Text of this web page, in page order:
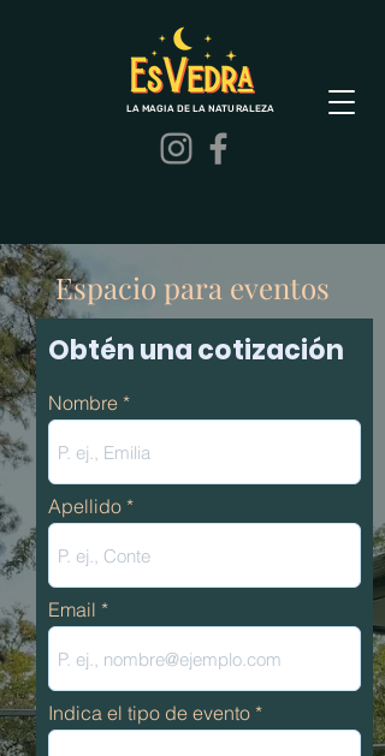
LA MAGIA DE LA NATURALEZA
Espacio para eventos
Obtén una cotización
Nombre
Apellido
Email
Indica el tipo de evento